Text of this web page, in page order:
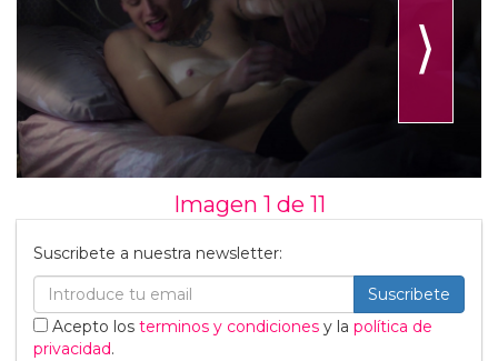
⟩
Imagen 1 de 11
Suscribete a nuestra newsletter:
Suscribete
Acepto los terminos y condiciones y la política de
privacidad.